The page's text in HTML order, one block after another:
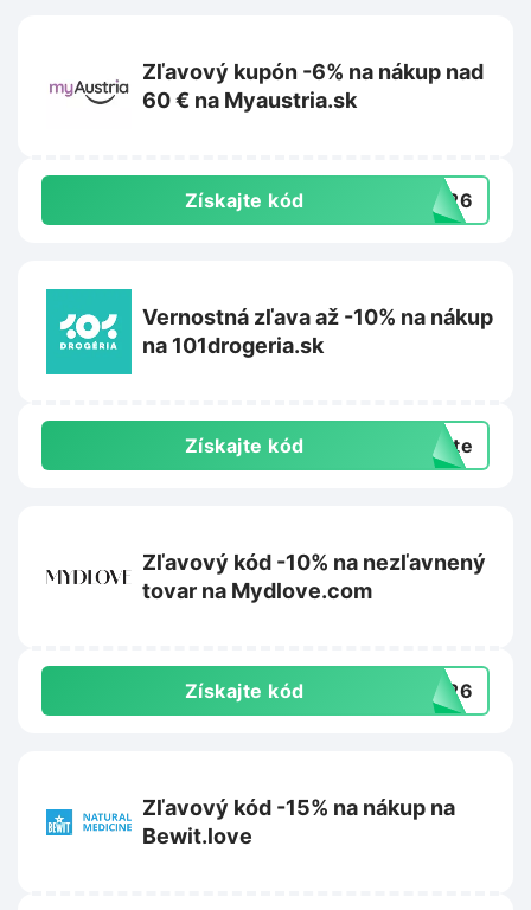
Zľavový kupón -6% na nákup nad
60 € na Myaustria.sk
Získajte kód 3426
Vernostná zľava až -10% na nákup
na 101drogeria.sk
Získajte kód exte
Zľavový kód -10% na nezľavnený
tovar na Mydlove.com
Získajte kód VE26
Zľavový kód -15% na nákup na
Bewit.love